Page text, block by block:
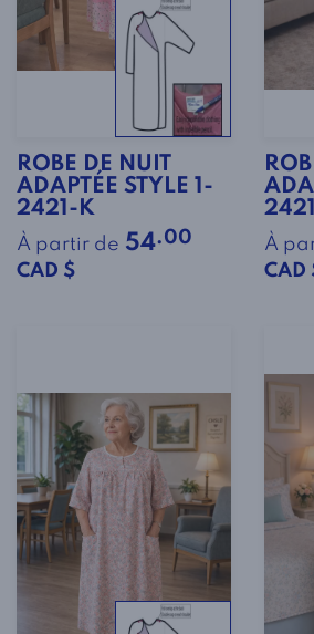
ROBE DE NUIT
ADAPTÉE STYLE 1-
2421-K
À partir de 54.00
CAD $
À
CAD